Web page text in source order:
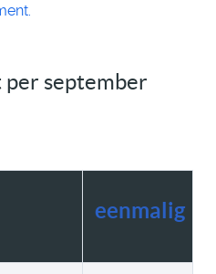
september
eenmalig